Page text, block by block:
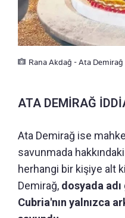
Rana Akdağ - Ata Demirağ
ATA DEMİRAĞ
Ata Demirağ ise
savunmada
herhangi bir kişiye alt
Demirağ, dosyada
Cubria'nın yalnızca